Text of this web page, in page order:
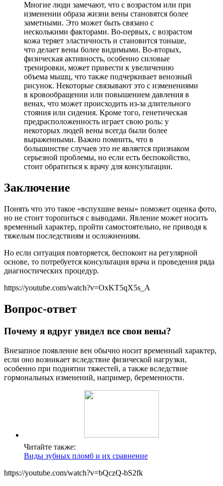
Многие люди замечают, что с возрастом или при
изменении образа жизни вены становятся более
заметными. Это может быть связано с
несколькими факторами. Во-первых, с возрастом
кожа теряет эластичность и становится тоньше,
что делает вены более видимыми. Во-вторых,
физическая активность, особенно силовые
тренировки, может привести к увеличению
объема мышц, что также подчеркивает венозный
рисунок. Некоторые связывают это с изменениями
в кровообращении или повышением давления в
венах, что может происходить из-за длительного
стояния или сидения. Кроме того, генетическая
предрасположенность играет свою роль: у
некоторых людей вены всегда были более
выраженными. Важно помнить, что в
большинстве случаев это не является признаком
серьезной проблемы, но если есть беспокойство,
стоит обратиться к врачу для консультации.
Заключение
Понять что это такое «вспухшие вены» поможет оценка фото,
но не стоит торопиться с выводами. Явление может носить
временный характер, пройти самостоятельно, не приводя к
тяжелым последствиям и осложнениям.
Но если ситуация повторяется, беспокоит на регулярной
основе, то потребуется консультация врача и проведения ряда
диагностических процедур.
https://youtube.com/watch?v=OxKT5qX5s_A
Вопрос-ответ
Почему я вдруг увидел все свои вены?
Внезапное появление вен обычно носит временный характер,
если оно возникает вследствие физической нагрузки,
особенно при поднятии тяжестей, а также вследствие
гормональных изменений, например, беременности.
Читайте также:
Виды зубных пломб и их сравнение
https://youtube.com/watch?v=bQczQ-bS2fk